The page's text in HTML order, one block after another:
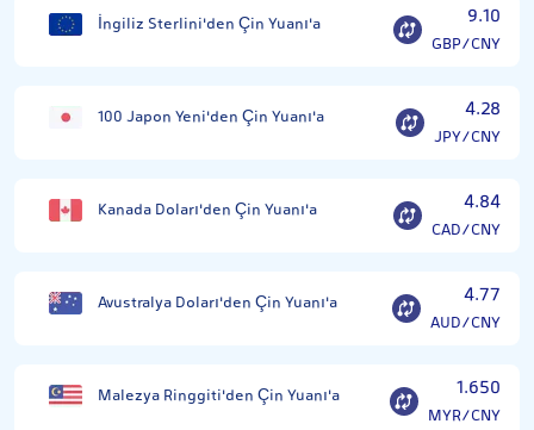
İngiliz Sterlini'den Çin Yuanı'a 9.10
GBP/CNY
100 Japon Yeni'den Çin Yuanı'a 4.28
JPY/CNY
Kanada Doları'den Çin Yuanı'a 4.84
CAD/CNY
Avustralya Doları'den Çin Yuanı'a 4.77
AUD/CNY
Malezya Ringgiti'den Çin Yuanı'a 1.650
MYR/CNY